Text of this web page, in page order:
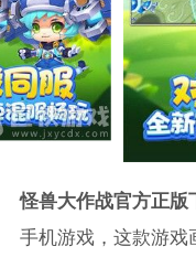
怪兽大作战官方正版
手机游戏，这款游